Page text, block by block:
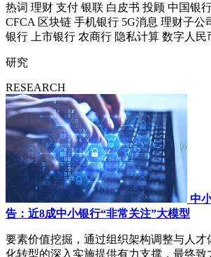
热词 理财 支付 银联 白皮书 投顾 中国银
CFCA 区块链 手机银行 5G消息 理财子公
银行
上市银行 农商行 隐私计算 数字人民
研究
RESEARCH
中
告：近8成中小银行“非常关注”大模型
要素价值挖掘，通过组织架构调整与人才
化转型的深入实施提供有力支撑，最终致